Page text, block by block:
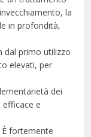
la
in profondità,
dal primo utilizzo
elevati, per
dei
e
È fortemente